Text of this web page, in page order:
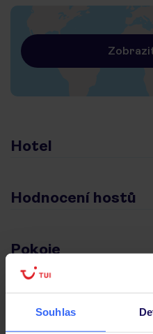
Souhlas
Hotel
Hodnocení hostů
Pokoje